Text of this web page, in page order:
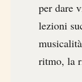
per dare
lezioni
ritmo, la